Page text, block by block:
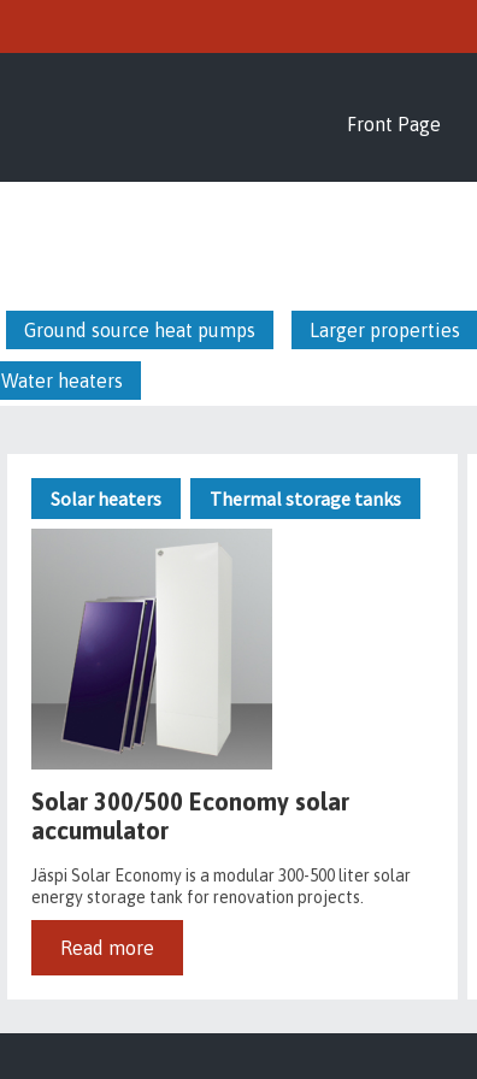
Front Page
Ground source heat pumps Larger properties
Water heaters
Solar heaters Thermal storage tanks
Solar 300/500 Economy solar
accumulator
Jäspi Solar Economy is a modular 300-500 liter solar
energy storage tank for renovation projects.
Read more